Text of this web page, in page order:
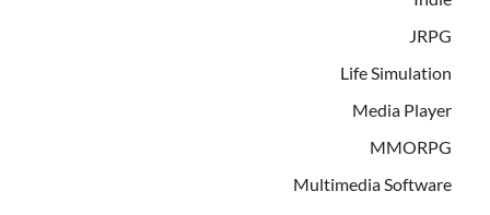
JRPG
Life Simulation
Media Player
MMORPG
Multimedia Software